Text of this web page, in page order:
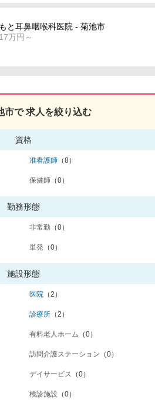
と耳鼻咽喉科医院 - 菊池市
万円～
市で 求人を絞り込む
資格
准看護師 （8）
保健師 （0）
勤務形態
非常勤 （0）
単発 （0）
施設形態
医院 （2）
診療所 （2）
有料老人ホーム （0）
訪問介護ステーション （0）
デイサービス （0）
検診施設 （0）